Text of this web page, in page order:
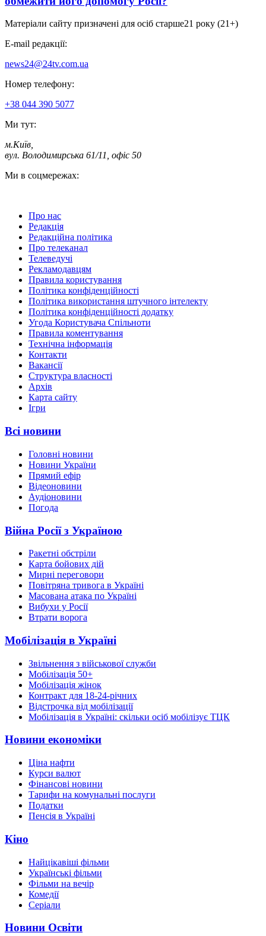
Матеріали сайту призначені для осіб старше21 року (21+)
E-mail редакції:
news24@24tv.com.ua
Номер телефону:
+38 044 390 5077
Ми тут:
м.Київ
вул. Володимирська 61/11, офіс 50
Ми в соцмережах:
Про нас
Редакція
Редакційна політика
Про телеканал
Телеведучі
Рекламодавцям
Правила користування
Політика конфіденційності
Політика використання штучного інтелекту
Політика конфіденційності додатку
Угода Користувача Спільноти
Правила коментування
Технічна інформація
Контакти
Вакансії
Структура власності
Архів
Карта сайту
Ігри
Всі новини
Головні новини
Новини України
Прямий ефір
Відеоновини
Аудіоновини
Погода
Війна Росії з Україною
Ракетні обстріли
Карта бойових дій
Мирні переговори
Повітряна тривога в Україні
Масована атака по Україні
Вибухи у Росії
Втрати ворога
Мобілізація в Україні
Звільнення з військової служби
Мобілізація 50+
Мобілізація жінок
Контракт для 18-24-річних
Відстрочка від мобілізації
Мобілізація в Україні: скільки осіб мобілізує ТЦК
Новини економіки
Ціна нафти
Курси валют
Фінансові новини
Тарифи на комунальні послуги
Податки
Пенсія в Україні
Кіно
Найцікавіші фільми
Українські фільми
Фільми на вечір
Комедії
Серіали
Новини Освіти